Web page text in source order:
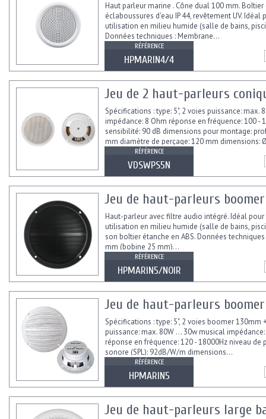
Haut parleur marine . Cône dual 100 mm.
éclaboussures d'eau IP 44, revêtement UV. Idéal
utilisation en milieu humide (salle de bains,
Données techniques : Membrane...
RÉFÉRENCE
HPMARIN4/4
Jeu de 2 haut-parleurs
Spécifications : type: 5", 2 voies puissance: max.
impédance: 8 Ohm réponse en fréquence: 100 -
sensibilité: 90 dB dimensions pour montage:
mm diamètre de perçage: 120 mm dimensions:
RÉFÉRENCE
VDSWPS5N
Jeu de haut-parleurs
Haut-parleur avec filtre audio intégré. Idéal pour
utilisation en milieu humide (salle de bains,
son boîtier étanche en ABS. Données
mm (bobine 25 mm)...
RÉFÉRENCE
HPMARIN5/NOIR
Jeu de haut-parleurs
Spécifications : type: 5", 2 voies boomer 130mm
puissance: max. 80W ... 30w musical
réponse en fréquence: 120 - 18000Hz niveau de
sonore (SPL): 92dB/W/m dimensions...
RÉFÉRENCE
HPMARIN5
Jeu de haut-parleurs large